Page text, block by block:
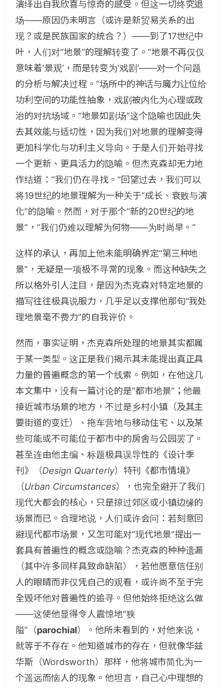
演绎出自我欣喜与惊奇的感受。但这一切终究退
场——原因仍未明言（或许是新贸易关系的出
现？或是民族国家的统合？）——到了17世纪中
叶，人们对“地景”的理解转变了。“地景不再仅仅
意味着‘景观’，而是转变为‘戏剧’——对一个问题
的分析与解决过程。”场所中的神话与魔力让位给
功利空间的功能性抽象，戏剧被内化为心理或政
治的对抗场域。“地景如剧场”这个隐喻也因此失
去其效能与适切性，因为我们对地景的理解变得
更加科学化与功利主义导向。于是人们开始寻找
一个更新、更具活力的隐喻。但杰克森却无力地
作结道：“我们仍在寻找。”回望过去，我们可以
将19世纪的地景理解为一种关于“成长、衰败与演
化”的隐喻。然而，对于那个“新的20世纪的地
景”，“我们仍难以理解为何物——为时尚早。”
这样的承认，再加上他未能明确界定“第三种地
景”，无疑是一项极不寻常的现象。而这种缺失之
所以格外引人注目，是因为杰克森对特定地景的
描写往往极具说服力，几乎足以支撑他那句“我处
理地景毫不费力”的自我评价。
然而，事实证明，杰克森所处理的地景其实都属
于某一类型。这正是我们揭示其未能提出真正具
力量的普遍概念的第一个线索。例如，在他这几
本文集中，没有一篇讨论的是“都市地景”；他最
接近城市场景的地方，不过是乡村小镇（及其主
要街道的变迁）、拖车营地与移动住宅、以及某
些可能或不可能位于都市中的房舍与公园罢了。
甚至连由他主编、标题极具误导性的《设计季
刊》（Design Quarterly）特刊《都市情境》
（Urban Circumstances），也完全避开了我们
现代大都会的核心，只是掠过郊区或小镇边缘的
场景而已。合理地说，人们或许会问：若刻意回
避现代都市场景，又怎可能对“现代地景”提出一
套具有普遍性的概念或隐喻？杰克森的种种遗漏
（其中许多同样具致命缺陷），若他愿意信任别
人的眼睛而非仅凭自己的观看，或许尚不至于完
全毁坏他对普遍性的追寻。但他始终拒绝这么做
——这使他显得令人震惊地“狭
隘”（parochial）。他所未看到的，对他来说，
就等于不存在。他知道城市的存在，但就像华兹
华斯（Wordsworth）那样，他将城市简化为一
个遥远而恼人的现象。他坦言，自己心中理想的